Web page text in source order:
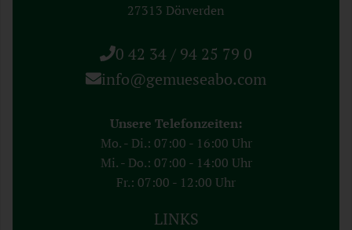
27313 Dörverden
0 42 34 / 94 25 79 0
info@gemueseabo.com
Unsere Telefonzeiten:
Mo. - Di.: 07:00 - 16:00 Uhr
Mi. - Do.: 07:00 - 14:00 Uhr
Fr.: 07:00 - 12:00 Uhr
LINKS